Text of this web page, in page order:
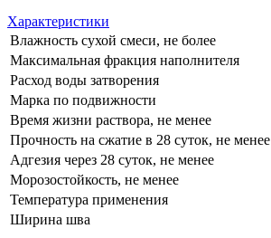
Характеристики
Влажность сухой смеси, не более
Максимальная фракция наполнителя
Расход воды затворения
Марка по подвижности
Время жизни раствора, не менее
Прочность на сжатие в 28 суток, не менее
Адгезия через 28 суток, не менее
Морозостойкость, не менее
Температура применения
Ширина шва